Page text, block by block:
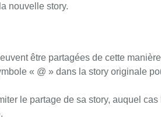
nouvelle story.
être partagées de cette
« @ » dans la story originale
le partage de sa story, auquel cas